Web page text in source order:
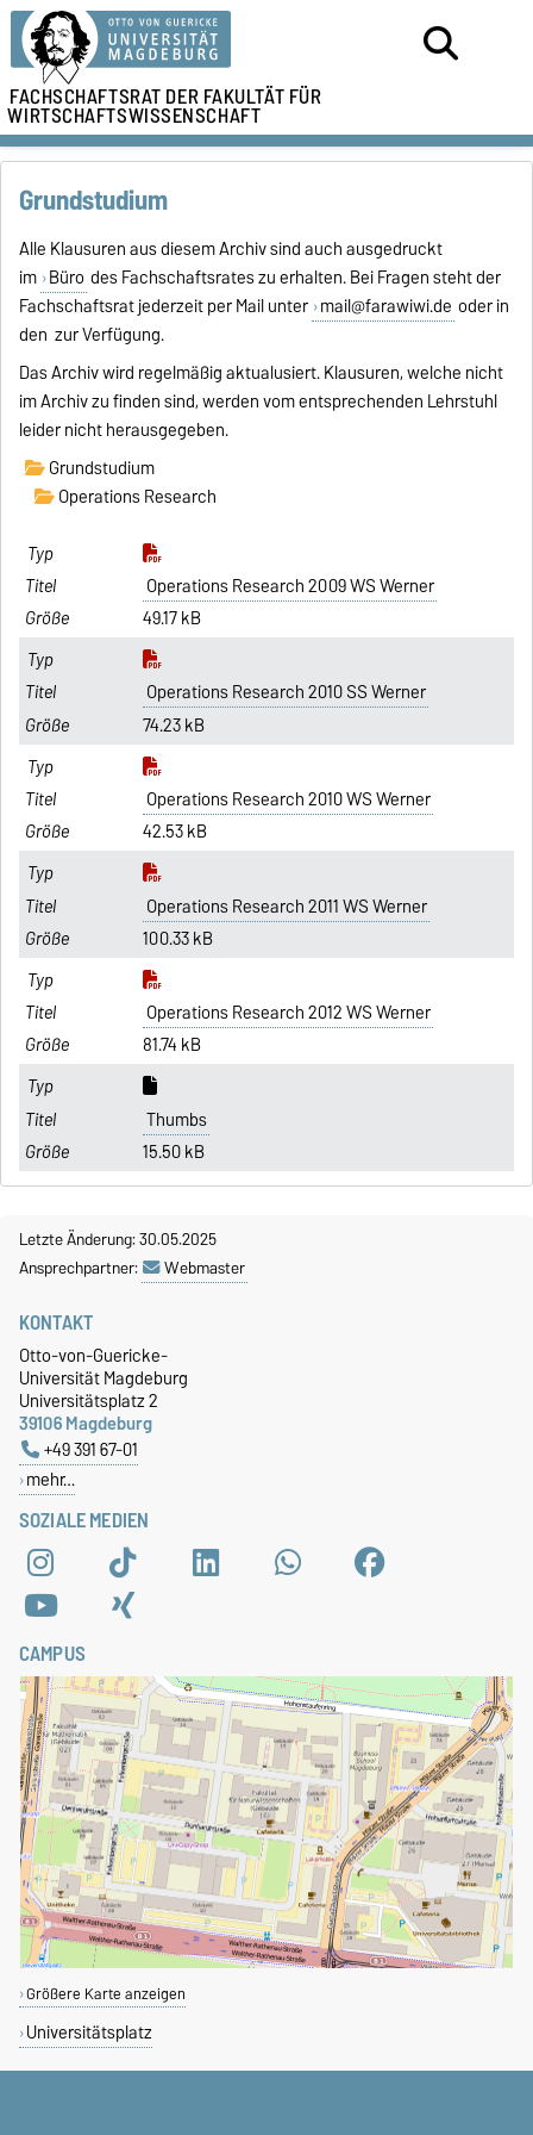
FACHSCHAFTSRAT DERFAKULTÄT FÜR
WIRTSCHAFTSWISSENSCHAFT
Grundstudium
Alle Klausuren aus diesem Archiv sind auch ausgedruckt
im Büro des Fachschaftsrates zu erhalten. Bei Fragen steht der
Fachschaftsrat jederzeit per Mail unter mail@farawiwi.de oder in
den zur Verfügung.
Das Archiv wird regelmäßig aktualusiert. Klausuren, welche nicht
im Archiv zu finden sind, werden vom entsprechenden Lehrstuhl
leider nicht herausgegeben.
Grundstudium
Operations Research
Operations Research 2009 WS Werner
49.17 kB
Operations Research 2010 SS Werner
74.23 kB
Operations Research 2010 WS Werner
42.53 kB
Operations Research 2011 WS Werner
100.33 kB
Operations Research 2012 WS Werner
81.74 kB
Thumbs
15.50 kB
Letzte Änderung: 30.05.2025
Ansprechpartner:
Webmaster
SOZIALE MEDIEN
KONTAKT
Otto-von-Guericke-
Universität Magdeburg
Universitätsplatz 2
39106 Magdeburg
+49 391 67-01
mehr…
CAMPUS
Größere Karte anzeigen
Universitätsplatz